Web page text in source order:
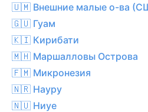
🇺🇲 Внешние малые о-ва
🇬🇺 Гуам
🇰🇮 Кирибати
🇲🇭 Маршалловы Острова
🇫🇲 Микронезия
🇳🇷 Науру
🇳🇺 Ниуе